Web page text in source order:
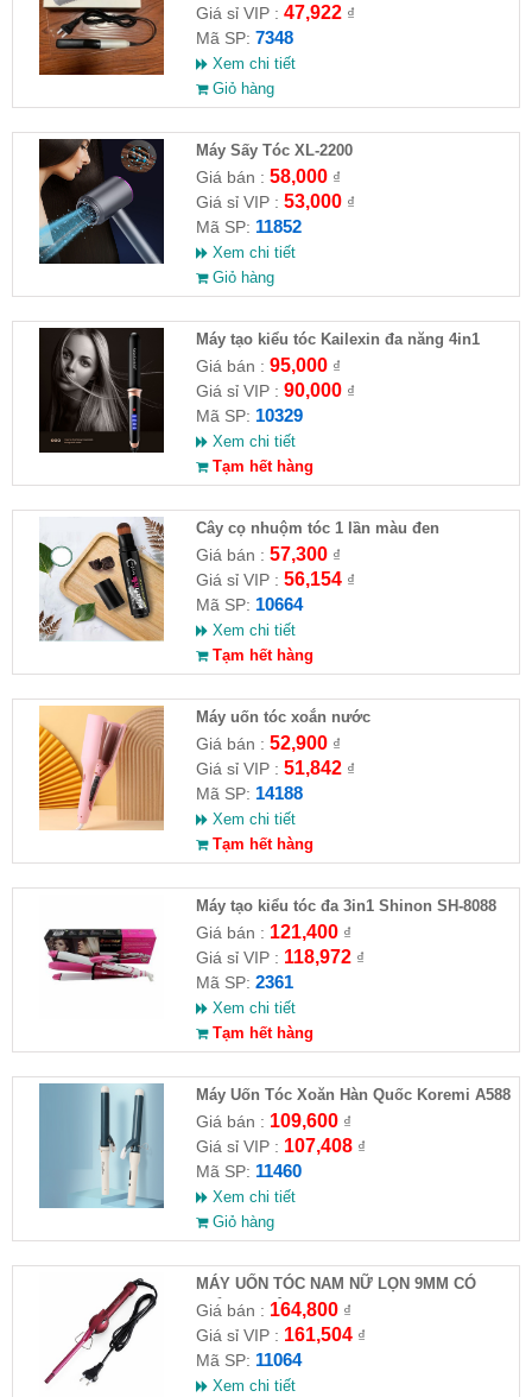
Giá sỉ VIP : 47,922₫
Mã SP: 7348
Xem chi tiết
Giỏ hàng
Máy Sấy Tóc XL-2200
Giá bán : 58,000₫
Giá sỉ VIP : 53,000₫
Mã SP: 11852
Xem chi tiết
Giỏ hàng
Máy tạo kiểu tóc Kailexin đa năng 4in1
Giá bán : 95,000₫
Giá sỉ VIP : 90,000₫
Mã SP: 10329
Xem chi tiết
Tạm hết hàng
Cây cọ nhuộm tóc 1 lần màu đen
Giá bán : 57,300₫
Giá sỉ VIP : 56,154₫
Mã SP: 10664
Xem chi tiết
Tạm hết hàng
Máy uốn tóc xoắn nước
Giá bán : 52,900₫
Giá sỉ VIP : 51,842₫
Mã SP: 14188
Xem chi tiết
Tạm hết hàng
Máy tạo kiểu tóc đa 3in1 Shinon SH-8088
Giá bán : 121,400₫
Giá sỉ VIP : 118,972₫
Mã SP: 2361
Xem chi tiết
Tạm hết hàng
Máy Uốn Tóc Xoăn Hàn Quốc Koremi A588
Giá bán : 109,600₫
Giá sỉ VIP : 107,408₫
Mã SP: 11460
Xem chi tiết
Giỏ hàng
MÁY UỐN TÓC NAM NỮ LỌN 9MM CÓ
CHỈNH NHIỆT KEMEI - 1023
Giá bán : 164,800₫
Giá sỉ VIP : 161,504₫
Mã SP: 11064
Xem chi tiết